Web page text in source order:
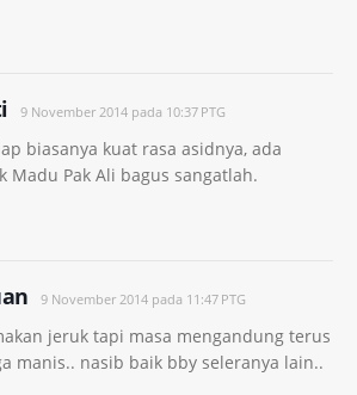
9 November 2014 pada 10:37 PTG
biasanya kuat rasa asidnya, ada
Madu Pak Ali bagus sangatlah.
9 November 2014 pada 11:47 PTG
jeruk tapi masa mengandung terus
manis.. nasib baik bby seleranya lain..